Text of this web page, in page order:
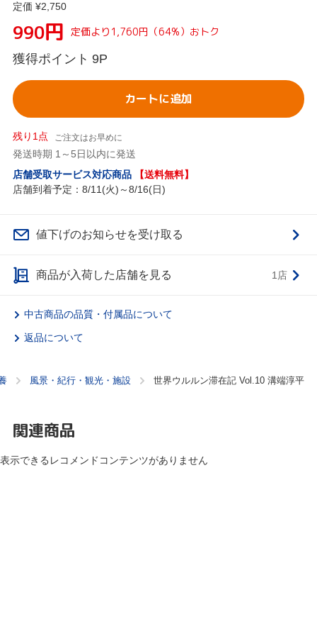
定価 ¥2,750
990円 定価より1,760円（64%）おトク
獲得ポイント 9P
カートに追加
残り1点 ご注文はお早めに
発送時期 1～5日以内に発送
店舗受取サービス対応商品
【送料無料】
店舗到着予定：8/11(火)～8/16(日)
値下げのお知らせを受け取る
商品が入荷した店舗を見る 1店
中古商品の品質・付属品について
返品について
風景・紀行・観光・施設 世界ウルルン滞在記 Vol.10 溝端淳平
関連商品
表示できるレコメンドコンテンツがありません